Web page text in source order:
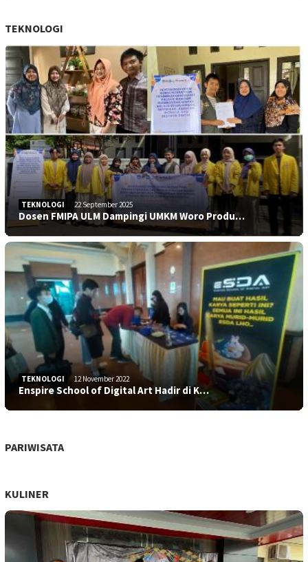
TEKNOLOGI
TEKNOLOGI 22 September 2025
Dosen FMIPA ULM Dampingi UMKM Woro Produ…
TEKNOLOGI 12 November 2022
Enspire School of Digital Art Hadir di K…
PARIWISATA
KULINER